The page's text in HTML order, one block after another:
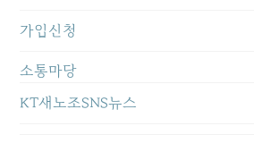
가입신청
소통마당
KT새노조SNS뉴스